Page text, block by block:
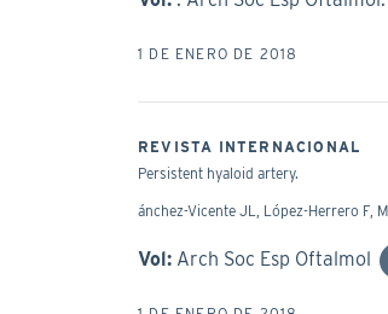
1 DE ENERO DE 2018
REVISTA INTERNACIONAL
Persistent hyaloid artery.
ánchez-Vicente JL, López-Herrero F,
Vol: Arch Soc Esp Oftalmol